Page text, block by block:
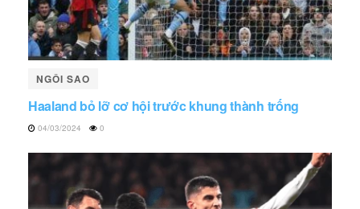
NGÔI SAO
Haaland bỏ lỡ cơ hội trước khung thành trống
04/03/2024 0